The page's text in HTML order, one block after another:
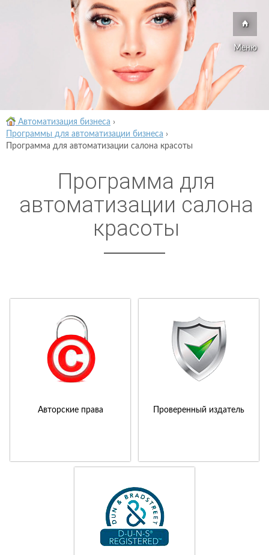
Меню
Автоматизация бизнеса ›
Программы для автоматизации бизнеса ›
Программа для автоматизации салона красоты
Программа для
автоматизации салона
красоты
Авторские права Проверенный издатель